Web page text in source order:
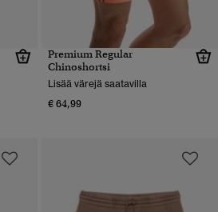
Premium Regular
Chinoshortsi
Lisää värejä saatavilla
€ 64,99